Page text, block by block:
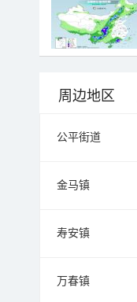
周边地区
公平街道
金马镇
寿安镇
万春镇